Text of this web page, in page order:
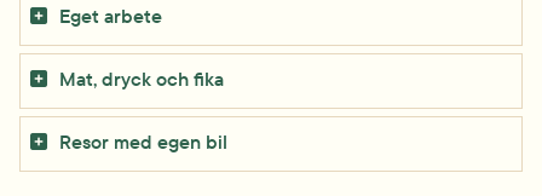
Eget arbete
Mat, dryck och fika
Resor med egen bil